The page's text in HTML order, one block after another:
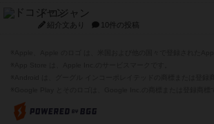
ドコジャン
紹介文あり 10件の投稿